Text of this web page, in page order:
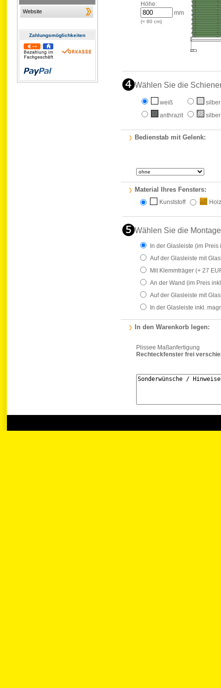
Website
Zahlungs­möglichkeiten
Höhe:
mm
(= 80 cm)
Wählen Sie die
weiß
silber
anthrazit
Bedienstab mit Gelenk:
Material Ihres Fensters:
Kunststoff Holz
Wählen Sie die
In der Glasleiste (im Preis
Auf der Glasleiste mit
Mit Klemmträger (+ 27
An der Wand (im Preis
Auf der Glasleiste mit
In der Glasleiste inkl.
In den Warenkorb legen:
Plissee Maßanfertigung
Rechteckfenster frei